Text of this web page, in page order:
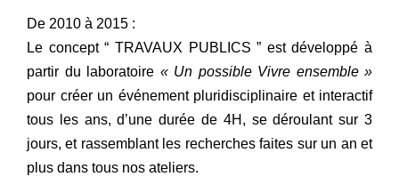
De 2010 à 2015 :
Le concept “ TRAVAUX PUBLICS ” est développé à
partir du laboratoire « Un possible Vivre ensemble »
pour créer un événement pluridisciplinaire et interactif
tous les ans, d’une durée de 4H, se déroulant sur 3
jours, et rassemblant les recherches faites sur un an et
plus dans tous nos ateliers.